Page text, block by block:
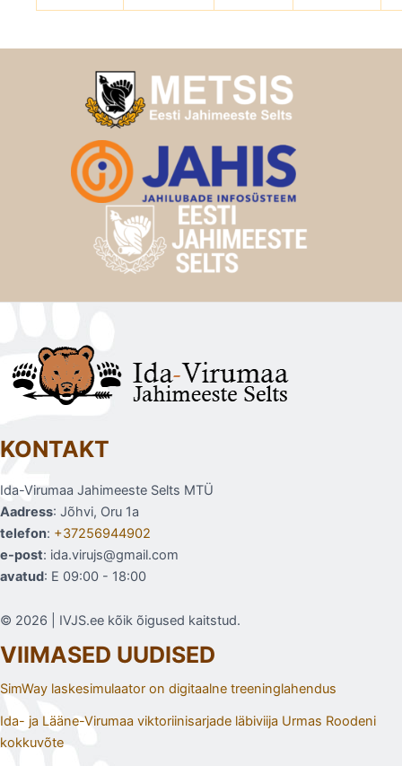
KONTAKT
Ida-Virumaa Jahimeeste Selts MTÜ
Aadress: Jõhvi, Oru 1a
telefon: +37256944902
e-post: ida.virujs@gmail.com
avatud: E 09:00 - 18:00
© 2026 | IVJS.ee kõik õigused kaitstud.
VIIMASED UUDISED
SimWay laskesimulaator on digitaalne treeninglahendus
Ida- ja Lääne-Virumaa viktoriinisarjade läbiviija Urmas Roodeni
kokkuvõte